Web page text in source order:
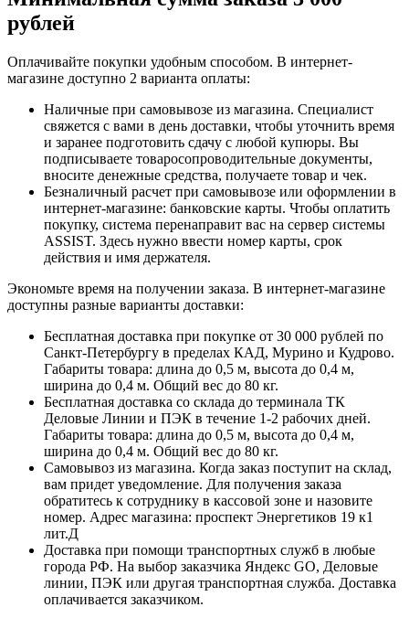
рублей
Оплачивайте покупки удобным способом. В интернет-
магазине доступно 2 варианта оплаты:
Наличные при самовывозе из магазина. Специалист
свяжется с вами в день доставки, чтобы уточнить время
и заранее подготовить сдачу с любой купюры. Вы
подписываете товаросопроводительные документы,
вносите денежные средства, получаете товар и чек.
Безналичный расчет при самовывозе или оформлении в
интернет-магазине: банковские карты. Чтобы оплатить
покупку, система перенаправит вас на сервер системы
ASSIST. Здесь нужно ввести номер карты, срок
действия и имя держателя.
Экономьте время на получении заказа. В интернет-магазине
доступны разные варианты доставки:
Бесплатная доставка при покупке от 30 000 рублей по
Санкт-Петербургу в пределах КАД, Мурино и Кудрово.
Габариты товара: длина до 0,5 м, высота до 0,4 м,
ширина до 0,4 м. Общий вес до 80 кг.
Бесплатная доставка со склада до терминала ТК
Деловые Линии и ПЭК в течение 1-2 рабочих дней.
Габариты товара: длина до 0,5 м, высота до 0,4 м,
ширина до 0,4 м. Общий вес до 80 кг.
Самовывоз из магазина. Когда заказ поступит на склад,
вам придет уведомление. Для получения заказа
обратитесь к сотруднику в кассовой зоне и назовите
номер. Адрес магазина: проспект Энергетиков 19 к1
лит.Д
Доставка при помощи транспортных служб в любые
города РФ. На выбор заказчика Яндекс GO, Деловые
линии, ПЭК или другая транспортная служба. Доставка
оплачивается заказчиком.